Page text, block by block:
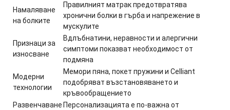
Намаляване
на болките
Правилният матрак предотвратява
хронични болки в гърба и напрежение в
мускулите
Признаци за
износване
Вдлъбнатини, неравности и алергични
симптоми показват необходимост от
подмяна
Модерни
технологии
Мемори пяна, покет пружини и Celliant
подобряват възстановяването и
кръвообращението
Развенчаване Персонализацията е по-важна от